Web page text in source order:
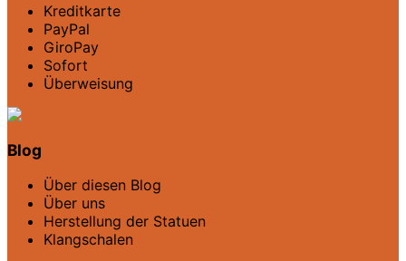
Kreditkarte
PayPal
GiroPay
Sofort
Überweisung
Blog
Über diesen Blog
Über uns
Herstellung der Statuen
Klangschalen